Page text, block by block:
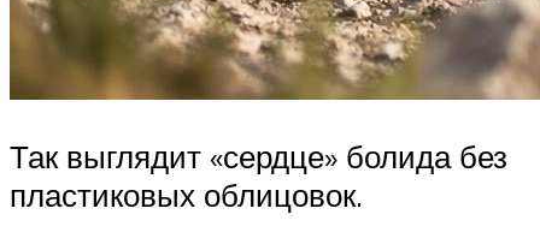
Так выглядит «сердце» болида без
пластиковых облицовок.